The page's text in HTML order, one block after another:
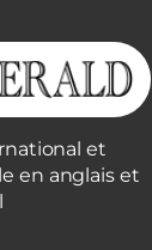
et
en anglais et